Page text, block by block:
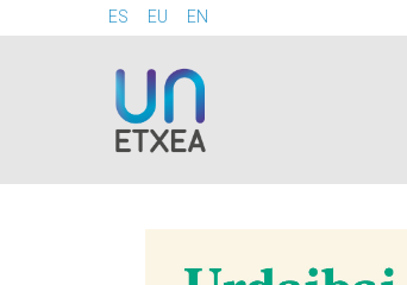
ES EU EN